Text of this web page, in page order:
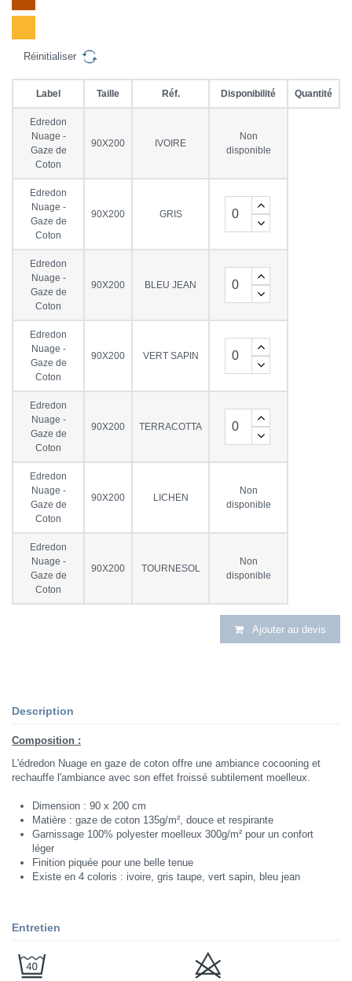
Réinitialiser
Label Taille Réf. Disponibilité Quantité
Edredon
Nuage -
Gaze de
Coton
90X200 IVOIRE
Non
disponible
Edredon
Nuage -
Gaze de
Coton
90X200 GRIS
Edredon
Nuage -
Gaze de
Coton
90X200 BLEU JEAN
Edredon
Nuage -
Gaze de
Coton
90X200 VERT SAPIN
Edredon
Nuage -
Gaze de
Coton
90X200 TERRACOTTA
Edredon
Nuage -
Gaze de
Coton
90X200 LICHEN
Non
disponible
Edredon
Nuage -
Gaze de
Coton
90X200 TOURNESOL
Non
disponible
Ajouter au devis
Description
Composition :
L'édredon Nuage en gaze de coton offre une ambiance cocooning et
rechauffe l'ambiance avec son effet froissé subtilement moelleux.
Dimension : 90 x 200 cm
Matière : gaze de coton 135g/m², douce et respirante
Garnissage 100% polyester moelleux 300g/m² pour un confort
léger
Finition piquée pour une belle tenue
Existe en 4 coloris : ivoire, gris taupe, vert sapin, bleu jean
Entretien